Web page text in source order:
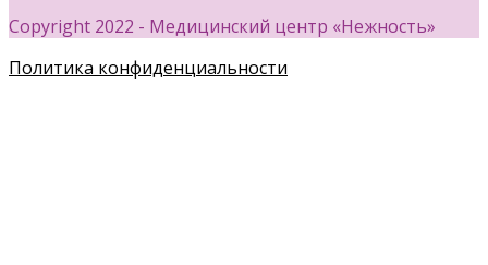
Copyright 2022 - Медицинский центр «Нежность»
Политика конфиденциальности